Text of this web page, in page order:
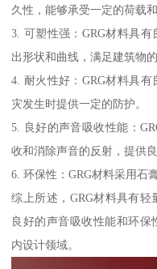
久性，能够承受一定的荷载和
3. 可塑性强：GRG材料具
出形状和曲线，满足建筑物
4. 耐火性好：GRG材料具
灾发生时提供一定的防护。
5. 良好的声音吸收性能：
收和消除声音的反射，提供
6. 环保性：GRG材料采用石
综上所述，GRG材料具有轻
良好的声音吸收性能和环
内设计领域。